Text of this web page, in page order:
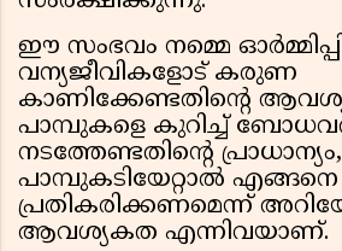
ഈ സംഭവം നമ്മെ
വന്യജീവികളോട് കരുണ
കാണിക്കേണ്ടതിന്റെ
പാമ്പുകളെ കുറിച്ച്
നടത്തേണ്ടതിന്റെ പ്രാധാന്യം,
പാമ്പുകടിയേറ്റാല്‍ എങ്ങനെ
പ്രതികരിക്കണമെന്ന്
ആവശ്യകത എന്നിവയാണ്.